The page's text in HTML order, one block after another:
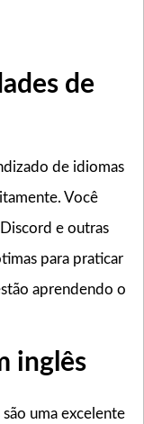
de
de idiomas
Você
e outras
para praticar
aprendendo o
inglês
uma excelente